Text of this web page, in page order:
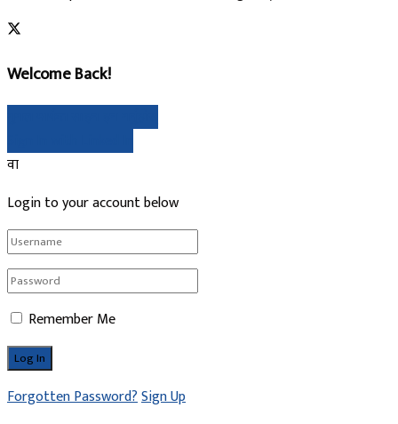
Welcome Back!
वा
Login to your account below
Remember Me
Forgotten Password?Sign Up